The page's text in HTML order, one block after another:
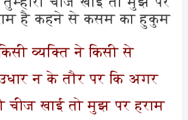
है कहने से कसम का हुकुम
व्यक्ति ने किसी से
न के तौर पर कि अगर
चीज खाई तो मुझ पर हराम